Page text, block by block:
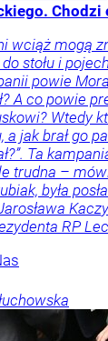
Chodzi
wciąż mogą
stołu i
powie
A co powie
Wtedy
a jak brał go
Ta
trudna –
była
RP